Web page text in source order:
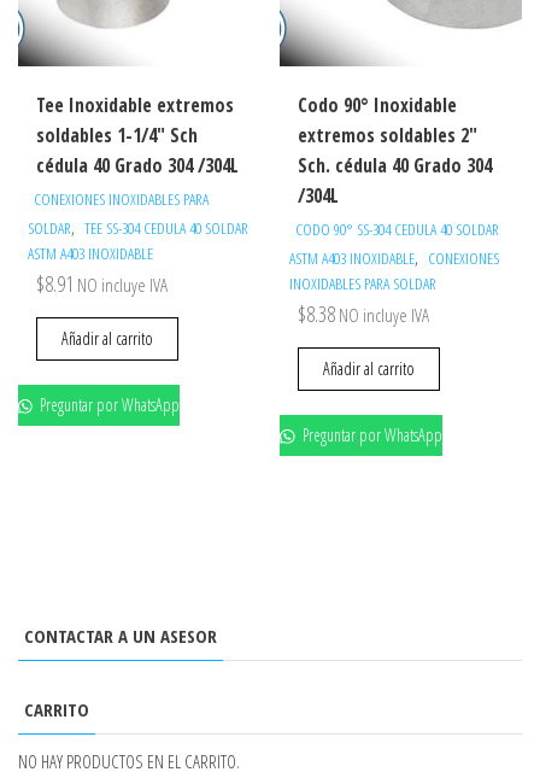
Tee Inoxidable extremos
soldables 1-1/4″ Sch
cédula 40 Grado 304 /304L
CONEXIONES INOXIDABLES PARA
SOLDAR, TEE SS-304 CEDULA 40 SOLDAR
ASTM A403 INOXIDABLE
$8.91 NO incluye IVA
Añadir al carrito
Preguntar por WhatsApp
Codo 90° Inoxidable
extremos soldables 2″
Sch. cédula 40 Grado 304
/304L
CODO 90° SS-304 CEDULA 40 SOLDAR
ASTM A403 INOXIDABLE, CONEXIONES
INOXIDABLES PARA SOLDAR
$8.38 NO incluye IVA
Añadir al carrito
Preguntar por WhatsApp
CONTACTAR A UN ASESOR
CARRITO
NO HAY PRODUCTOS EN EL CARRITO.